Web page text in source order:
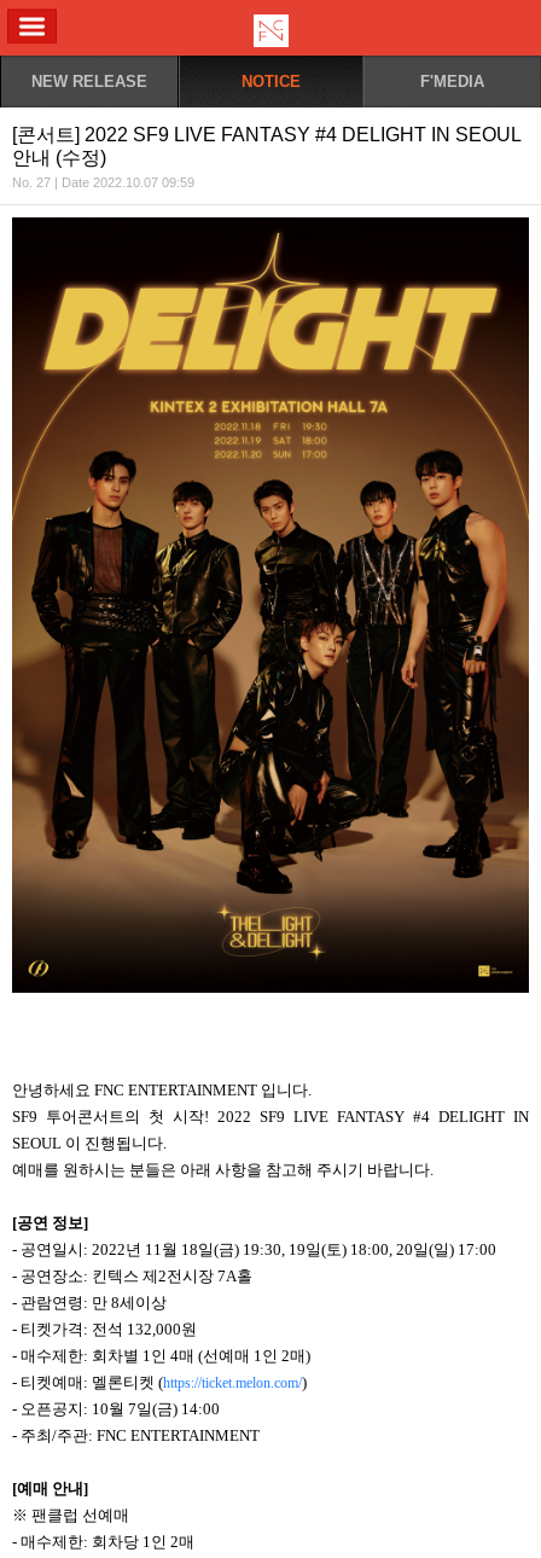
NEW RELEASE NOTICE F'MEDIA
[콘서트] 2022 SF9 LIVE FANTASY #4 DELIGHT IN SEOUL
안내 (수정)
No. 27 | Date 2022.10.07 09:59
안녕하세요 FNC ENTERTAINMENT 입니다.
SF9 투어콘서트의 첫 시작! 2022 SF9 LIVE FANTASY #4 DELIGHT IN
SEOUL 이 진행됩니다.
예매를 원하시는 분들은 아래 사항을 참고해 주시기 바랍니다.
[공연 정보]
- 공연일시: 2022년 11월 18일(금) 19:30, 19일(토) 18:00, 20일(일) 17:00
- 공연장소: 킨텍스 제2전시장 7A홀
- 관람연령: 만 8세이상
- 티켓가격: 전석 132,000원
- 매수제한: 회차별 1인 4매 (선예매 1인 2매)
- 티켓예매: 멜론티켓 (https://ticket.melon.com/)
- 오픈공지: 10월 7일(금) 14:00
- 주최/주관: FNC ENTERTAINMENT
[예매 안내]
※ 팬클럽 선예매
- 매수제한: 회차당 1인 2매